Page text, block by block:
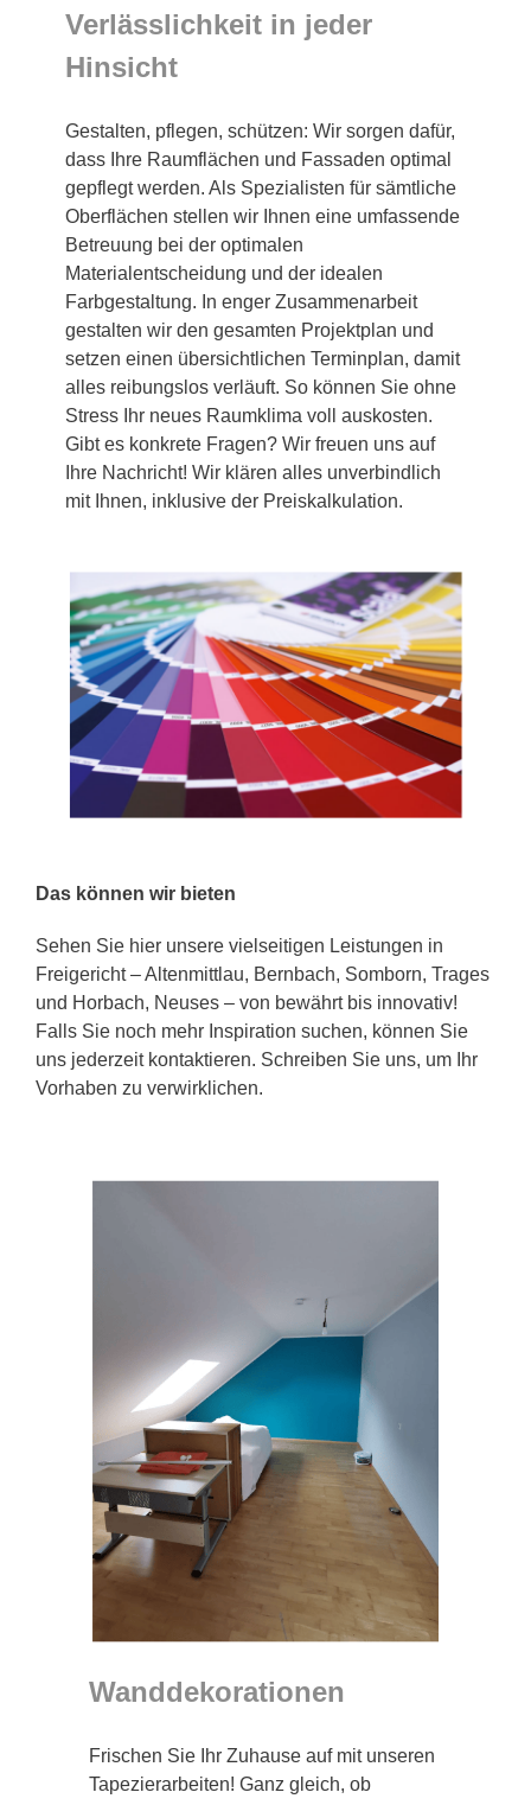
Verlässlichkeit in jeder
Hinsicht
Gestalten, pflegen, schützen: Wir sorgen dafür,
dass Ihre Raumflächen und Fassaden optimal
gepflegt werden. Als Spezialisten für sämtliche
Oberflächen stellen wir Ihnen eine umfassende
Betreuung bei der optimalen
Materialentscheidung und der idealen
Farbgestaltung. In enger Zusammenarbeit
gestalten wir den gesamten Projektplan und
setzen einen übersichtlichen Terminplan, damit
alles reibungslos verläuft. So können Sie ohne
Stress Ihr neues Raumklima voll auskosten.
Gibt es konkrete Fragen? Wir freuen uns auf
Ihre Nachricht! Wir klären alles unverbindlich
mit Ihnen, inklusive der Preiskalkulation.
Das können wir bieten
Sehen Sie hier unsere vielseitigen Leistungen in
Freigericht – Altenmittlau, Bernbach, Somborn, Trages
und Horbach, Neuses – von bewährt bis innovativ!
Falls Sie noch mehr Inspiration suchen, können Sie
uns jederzeit kontaktieren. Schreiben Sie uns, um Ihr
Vorhaben zu verwirklichen.
Wanddekorationen
Frischen Sie Ihr Zuhause auf mit unseren
Tapezierarbeiten! Ganz gleich, ob